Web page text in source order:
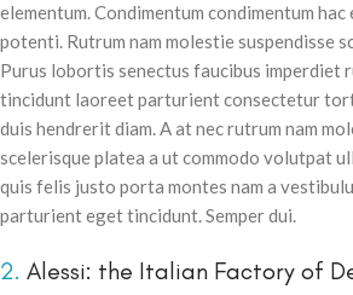
elementum. Condimentum condimentum
potenti. Rutrum nam molestie suspendisse
Purus lobortis senectus faucibus
tincidunt laoreet parturient consectetur
duis hendrerit diam. A at nec rutrum nam
scelerisque platea a ut commodo volutpat
quis felis justo porta montes nam a
parturient eget tincidunt. Semper dui.
2. Alessi: the Italian Factory of